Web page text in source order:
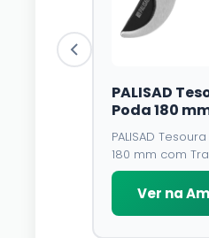
PALISAD
Poda 180
Trava e Mola
de Aço У8 e
PALISAD
180 mm com
Lâmina de Aço
Emborrachado
Ver na